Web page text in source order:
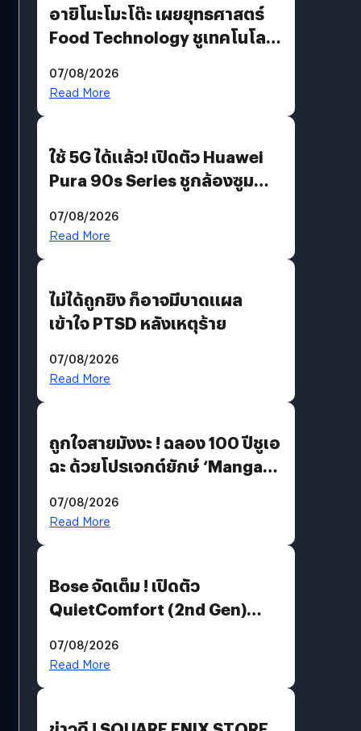
อายิโนะโมะโต๊ะ เผยยุทธศาสตร์
Food Technology ชูเทคโนโลยี
บริโภคและ B2B
07/08/2026
Read More
ใช้ 5G ได้แล้ว! เปิดตัว Huawei
Pura 90s Series ชูกล้องซูม
07/08/2026
Read More
ไม่ได้ถูกยิง ก็อาจมีบาดแผล
เข้าใจ PTSD หลังเหตุร้าย
07/08/2026
Read More
ถูกใจสายมังงะ ! ฉลอง 100 ปีชูเอ
ฉะ ด้วยโปรเจกต์ยักษ์ ‘Manga
มีภาษาไทยด้วย
07/08/2026
Read More
Bose จัดเต็ม ! เปิดตัว
QuietComfort (2nd Gen)
07/08/2026
Read More